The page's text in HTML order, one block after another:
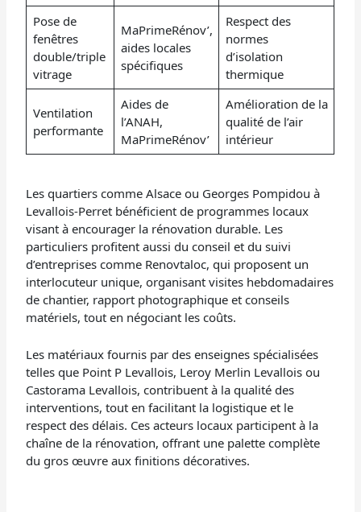
Pose de
fenêtres
double/triple
vitrage
MaPrimeRénov’,
aides locales
spécifiques
Respect des
normes
d’isolation
thermique
Ventilation
performante
Aides de
l’ANAH,
MaPrimeRénov’
Amélioration de la
qualité de l’air
intérieur
Les quartiers comme Alsace ou Georges Pompidou à
Levallois-Perret bénéficient de programmes locaux
visant à encourager la rénovation durable. Les
particuliers profitent aussi du conseil et du suivi
d’entreprises comme Renovtaloc, qui proposent un
interlocuteur unique, organisant visites hebdomadaires
de chantier, rapport photographique et conseils
matériels, tout en négociant les coûts.
Les matériaux fournis par des enseignes spécialisées
telles que Point P Levallois, Leroy Merlin Levallois ou
Castorama Levallois, contribuent à la qualité des
interventions, tout en facilitant la logistique et le
respect des délais. Ces acteurs locaux participent à la
chaîne de la rénovation, offrant une palette complète
du gros œuvre aux finitions décoratives.